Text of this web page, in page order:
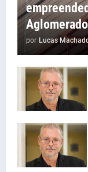
por Lucas